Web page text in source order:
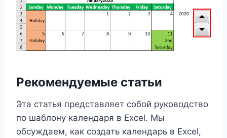
Рекомендуемые статьи
Эта статья представляет собой руководство
по шаблону календаря в Excel. Мы
обсуждаем, как создать календарь в Excel,